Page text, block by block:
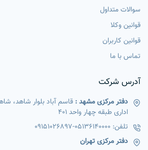
سوالات متداول
قوانین وکلا
قوانین کاربران
تماس با ما
آدرس شرکت
دفتر مرکزی مشهد :
اداری طبقه چهار واحد 401
تلفن: 05136140000
-
09151026897
دفتر مرکزی تهران